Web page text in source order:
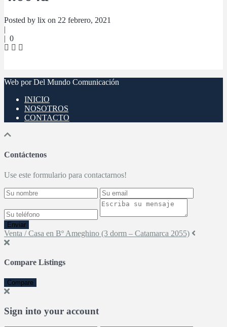
Posted by lix on 22 febrero, 2021
|
| 0
Web por Del Mundo Comunicación
INICIO
NOSOTROS
CONTACTO
Contáctenos
Use este formulario para contactarnos!
Enviar
Venta / Casa en Bº Ameghino (3 dorm – Catamarca 2055)
Compare Listings
Compare
Sign into your account